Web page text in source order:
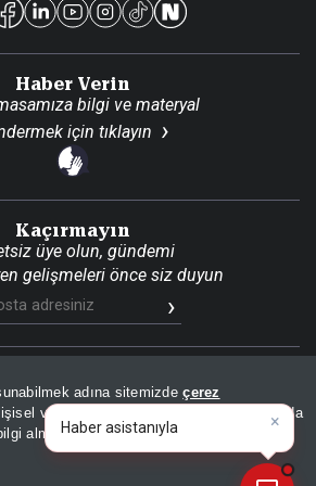
adına sitemizdeçerez
verileriniz, KVKK ve GDPR kapsamında
almak içinAydınlatma Metnimizi
Haber Verin
bilgi ve materyal
için tıklayın
Kaçırmayın
üye olun, gündemi
gelişmeleri önce siz duyun
Grubu. Tüm Hakları Saklıdır
HaritasıRSSKVKK Aydınlatma Metni
PolitikasıÇerez Politikası
×
Ha|